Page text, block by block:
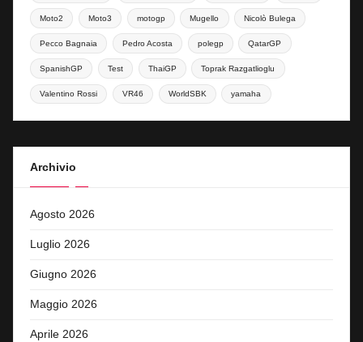
Moto2 Moto3 motogp Mugello Nicolò Bulega
Pecco Bagnaia Pedro Acosta polegp QatarGP
SpanishGP Test ThaiGP Toprak Razgatlioglu
Valentino Rossi VR46 WorldSBK yamaha
Archivio
Agosto 2026
Luglio 2026
Giugno 2026
Maggio 2026
Aprile 2026